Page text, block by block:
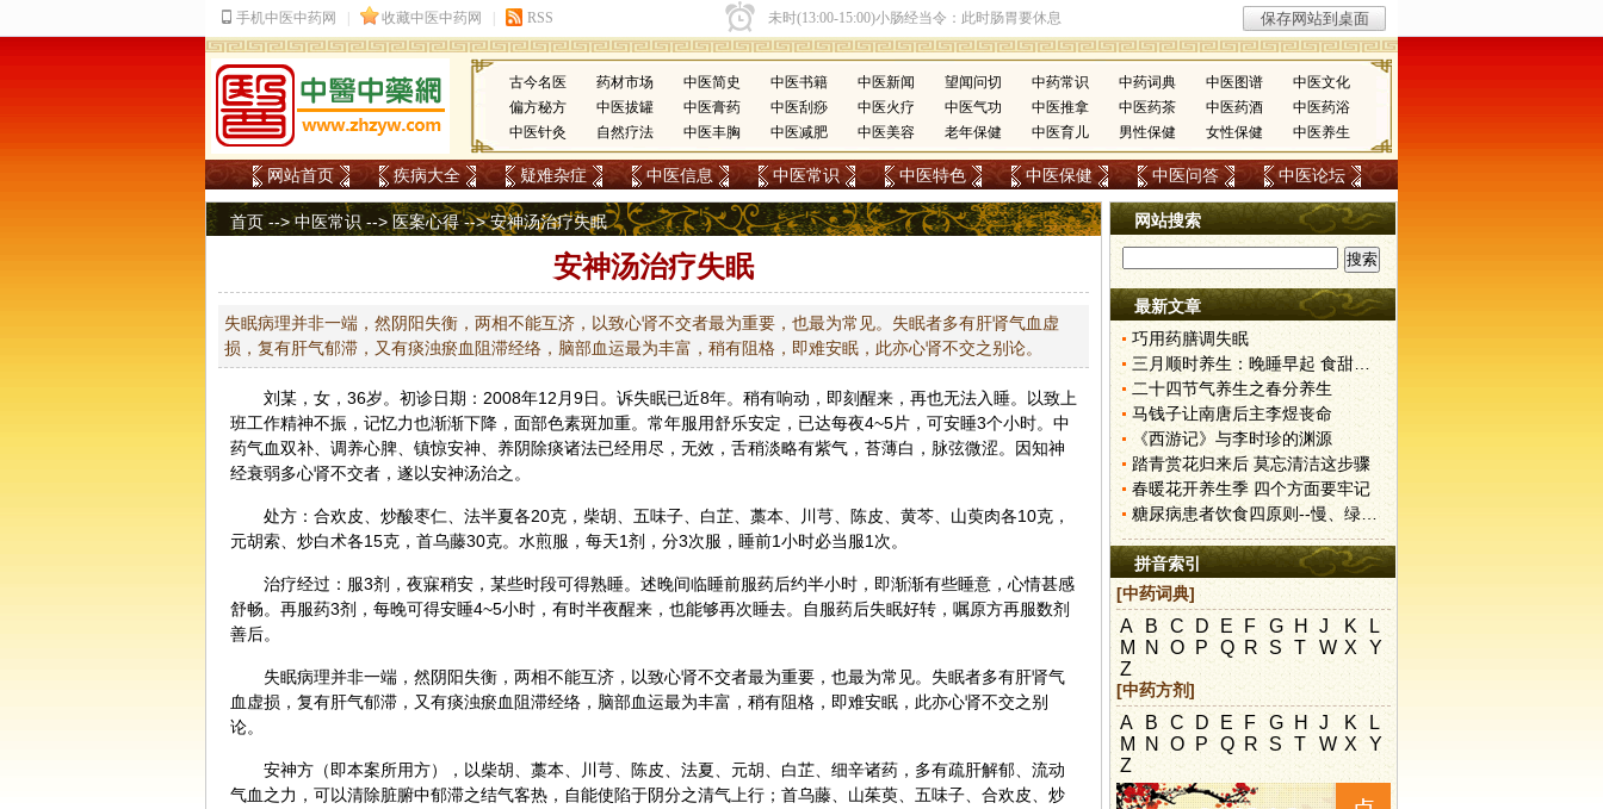
古今名医 药材市场 中医简史 中医书籍 中医新闻 望闻问切 中药常识 中药词典 中医图谱
中医文化
偏方秘方
中医拔罐 中医膏药 中医刮痧 中医火疗 中医气功 中医推拿 中医药茶 中医药酒
中医药浴
中医针灸
自然疗法 中医丰胸 中医减肥 中医美容 老年保健 中医育儿 男性保健 女性保健 中医养生
网站首页 疾病大全 疑难杂症 中医信息 中医常识 中医特色 中医保健 中医问答 中医论坛
首页 -->中医常识 -->医案心得--> 安神汤治疗失眠
安神汤治疗失眠
失眠病理并非一端，然阴阳失衡，两相不能互济，以致心肾不交者最为重要，也最为常见。失眠者多有肝肾气血虚
损，复有肝气郁滞，又有痰浊瘀血阻滞经络，脑部血运最为丰富，稍有阻格，即难安眠，此亦心肾不交之别论。
刘某，女，36岁。初诊日期：2008年12月9日。诉失眠已近8年。稍有响动，即刻醒来，再也无法入睡。以致上
班工作精神不振，记忆力也渐渐下降，面部色素斑加重。常年服用舒乐安定，已达每夜4~5片，可安睡3个小时。中
药气血双补、调养心脾、镇惊安神、养阴除痰诸法已经用尽，无效，舌稍淡略有紫气，苔薄白，脉弦微涩。因知神
经衰弱多心肾不交者，遂以安神汤治之。
处方： 合欢皮 、炒酸枣仁 、法半夏各20克， 柴胡 五味子 白芷 藁本 川芎 陈皮 黄芩 、山萸肉各10克，
元胡索、炒白术各15克， 首乌藤30克。水煎服，每天1剂，分3次服，睡前1小时必当服1次。
治疗经过：服3剂，夜寐稍安，某些时段可得熟睡。述晚间临睡前服药后约半小时，即渐渐有些睡意，心情甚感
舒畅。再服药3剂，每晚可得安睡4~5小时，有时半夜醒来，也能够再次睡去。自服药后失眠好转，嘱原方再服数剂
善后。
失眠病理并非一端，然阴阳失衡，两相不能互济，以致心肾不交者最为重要，也最为常见。失眠者多有肝肾气
血虚损，复有肝气郁滞，又有痰浊瘀血阻滞经络 ，脑部血运最为丰富，稍有阻格，即难安眠，此亦心肾不交之别
论。
安神方（即本案所用方），以柴胡、藁本、川芎、陈皮、法夏、元胡、白芷、 细辛诸药，多有疏肝解郁、流动
气血之力，可以清除脏腑中郁滞之结气客热，自能使陷于阴分之清气上行；首乌藤、 山茱萸 、五味子、合欢皮、炒
网站搜索
最新文章
巧用药膳调失眠
三月顺时养生：晚睡早起 食甜养肝
二十四节气养生之春分养生
马钱子让南唐后主李煜丧命
《西游记》与李时珍的渊源
踏青赏花归来后 莫忘清洁这步骤
春暖花开养生季 四个方面要牢记
糖尿病患者饮食四原则--慢、绿、杂、和
拼音索引
[中药词典]
A B C D E F G H J K
L
M N O P Q R S T W X
Y
Z
[中药方剂]
A B C D E F G H J K
L
M N O P Q R S T W X
Y
Z